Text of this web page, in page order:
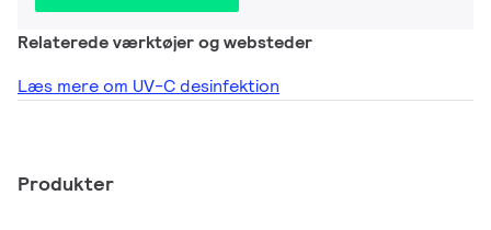
Relaterede værktøjer og websteder
Læs mere om UV-C desinfektion
Produkter